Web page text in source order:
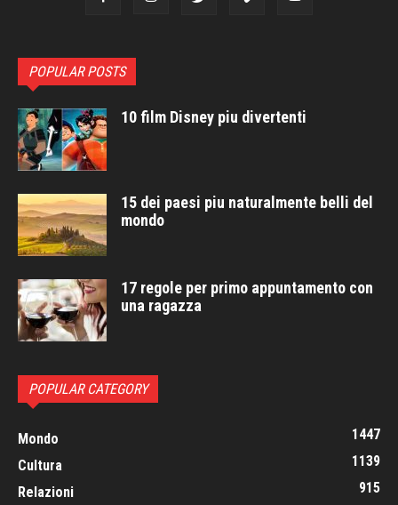
POPULAR POSTS
10 film Disney piu divertenti
15 dei paesi piu naturalmente belli del
mondo
17 regole per primo appuntamento con
una ragazza
POPULAR CATEGORY
Mondo
1447
Cultura
1139
Relazioni
915